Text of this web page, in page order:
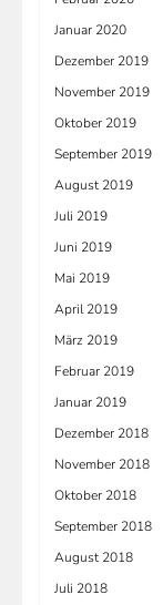
Januar 2020
Dezember 2019
November 2019
Oktober 2019
September 2019
August 2019
Juli 2019
Juni 2019
Mai 2019
April 2019
März 2019
Februar 2019
Januar 2019
Dezember 2018
November 2018
Oktober 2018
September 2018
August 2018
Juli 2018